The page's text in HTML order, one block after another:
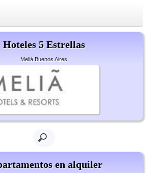
Hoteles 5 Estrellas
Meliá Buenos Aires
en alquiler